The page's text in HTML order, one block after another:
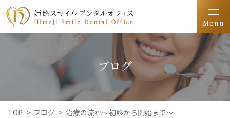
Menu
ブログ
TOP > ブログ > 治療の流れ～初診から開始まで～